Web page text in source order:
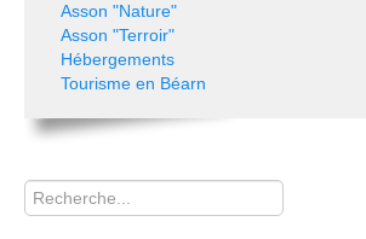
Asson "Nature"
Asson "Terroir"
Hébergements
Tourisme en Béarn
Rechercher